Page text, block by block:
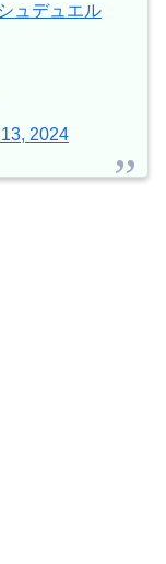
ュデュエル
2024